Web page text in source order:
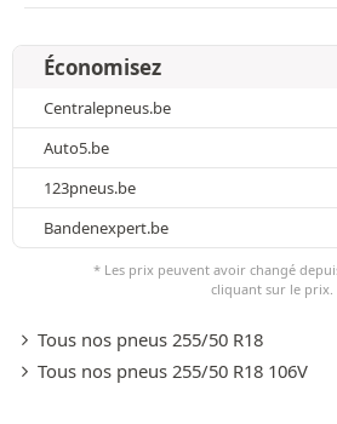
Économisez
Centralepneus.be
Auto5.be
123pneus.be
Bandenexpert.be
* Les prix peuvent avoir changé
cliquant sur le prix.
Tous nos pneus 255/50 R18
Tous nos pneus 255/50 R18 106V